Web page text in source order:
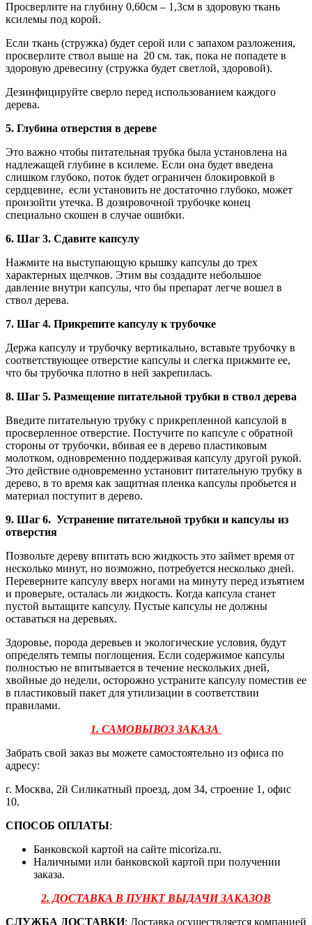
Просверлите на глубину 0,60см – 1,3см в здоровую ткань
ксилемы под корой.
Если ткань (стружка) будет серой или с запахом разложения,
просверлите ствол выше на 20 см. так, пока не попадете в
здоровую древесину (стружка будет светлой, здоровой).
Дезинфицируйте сверло перед использованием каждого
дерева.
5. Глубина отверстия в дереве
Это важно чтобы питательная трубка была установлена на
надлежащей глубине в ксилеме. Если она будет введена
слишком глубоко, поток будет ограничен блокировкой в
сердцевине, если установить не достаточно глубоко, может
произойти утечка. В дозировочной трубочке конец
специально скошен в случае ошибки.
6. Шаг 3. Сдавите капсулу
Нажмите на выступающую крышку капсулы до трех
характерных щелчков. Этим вы создадите небольшое
давление внутри капсулы, что бы препарат легче вошел в
ствол дерева.
7. Шаг 4. Прикрепите капсулу к трубочке
Держа капсулу и трубочку вертикально, вставьте трубочку в
соответствующее отверстие капсулы и слегка прижмите ее,
что бы трубочка плотно в ней закрепилась.
8. Шаг 5. Размещение питательной трубки в ствол дерева
Введите питательную трубку с прикрепленной капсулой в
просверленное отверстие. Постучите по капсуле с обратной
стороны от трубочки, вбивая ее в дерево пластиковым
молотком, одновременно поддерживая капсулу другой рукой.
Это действие одновременно установит питательную трубку в
дерево, в то время как защитная пленка капсулы пробьется и
материал поступит в дерево.
9. Шаг 6. Устранение питательной трубки и капсулы из
отверстия
Позвольте дереву впитать всю жидкость это займет время от
несколько минут, но возможно, потребуется несколько дней.
Переверните капсулу вверх ногами на минуту перед изъятием
и проверьте, осталась ли жидкость. Когда капсула станет
пустой вытащите капсулу. Пустые капсулы не должны
оставаться на деревьях.
Здоровье, порода деревьев и экологические условия, будут
определять темпы поглощения. Если содержимое капсулы
полностью не впитывается в течение нескольких дней,
хвойные до недели, осторожно устраните капсулу поместив ее
в пластиковый пакет для утилизации в соответствии
правилами.
1. САМОВЫВОЗ ЗАКАЗА
Забрать свой заказ вы можете самостоятельно из офиса по
адресу:
г. Москва, 2й Силикатный проезд, дом 34, строение 1, офис
10.
СПОСОБ ОПЛАТЫ:
Банковской картой на сайте micoriza.ru.
Наличными или банковской картой при получении
заказа.
2. ДОСТАВКА В ПУНКТ ВЫДАЧИ ЗАКАЗОВ
СЛУЖБА ДОСТАВКИ: Доставка осуществляется компанией